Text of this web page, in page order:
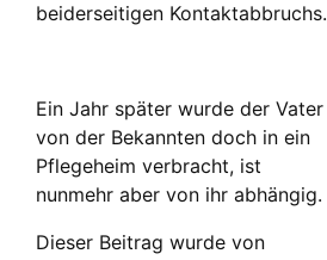
beiderseitigen Kontaktabbruchs.
Ein Jahr später wurde der Vater
von der Bekannten doch in ein
Pflegeheim verbracht, ist
nunmehr aber von ihr abhängig.
Dieser Beitrag wurde von